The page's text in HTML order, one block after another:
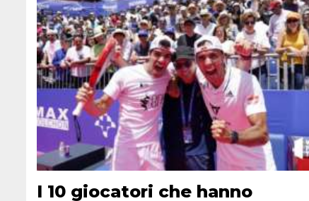
I 10 giocatori che hanno